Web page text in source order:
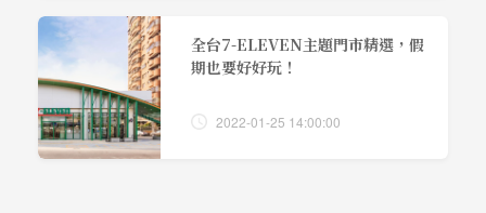
全台7-ELEVEN主題門市精選，假
期也要好好玩！
2022-01-25 14:00:00